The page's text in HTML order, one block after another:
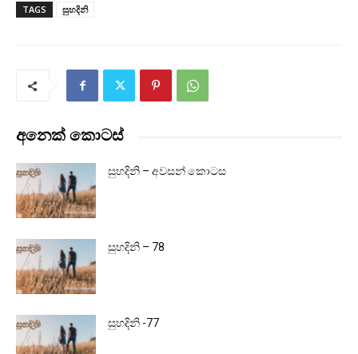
TAGS සුහදිනි
අනෙක් කොටස්
සුහදිනි – අවසන් කොටස
සුහදිනි – 78
සුහදිනි -77